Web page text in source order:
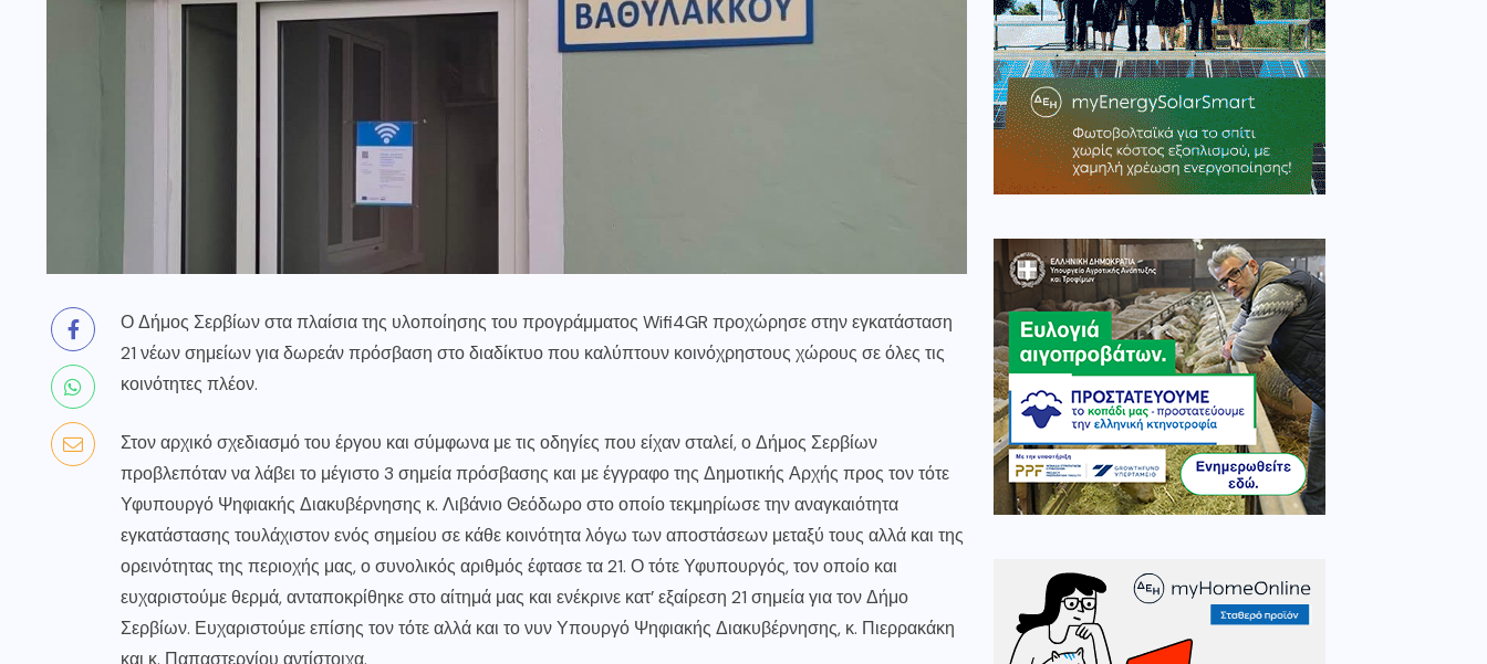
Ο Δήμος Σερβίων στα πλαίσια της υλοποίησης του προγράμματος Wifi4GR προχώρησε στην εγκατάσταση
21 νέων σημείων για δωρεάν πρόσβαση στο διαδίκτυο που καλύπτουν κοινόχρηστους χώρους σε όλες τις
κοινότητες πλέον.
Στον αρχικό σχεδιασμό του έργου και σύμφωνα με τις οδηγίες που είχαν σταλεί, ο Δήμος Σερβίων
προβλεπόταν να λάβει το μέγιστο 3 σημεία πρόσβασης και με έγγραφο της Δημοτικής Αρχής προς τον τότε
Υφυπουργό Ψηφιακής Διακυβέρνησης κ. Λιβάνιο Θεόδωρο στο οποίο τεκμηρίωσε την αναγκαιότητα
εγκατάστασης τουλάχιστον ενός σημείου σε κάθε κοινότητα λόγω των αποστάσεων μεταξύ τους αλλά και της
ορεινότητας της περιοχής μας, ο συνολικός αριθμός έφτασε τα 21. Ο τότε Υφυπουργός, τον οποίο και
ευχαριστούμε θερμά, ανταποκρίθηκε στο αίτημά μας και ενέκρινε κατ’ εξαίρεση 21 σημεία για τον Δήμο
Σερβίων. Ευχαριστούμε επίσης τον τότε αλλά και το νυν Υπουργό Ψηφιακής Διακυβέρνησης, κ. Πιερρακάκη